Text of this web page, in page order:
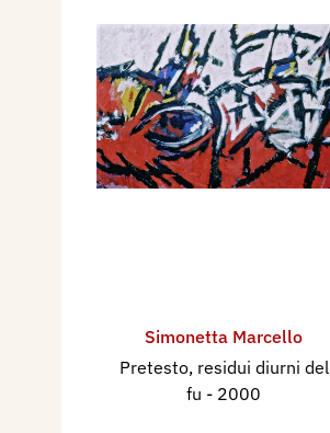
Simonetta Marcello
Pretesto, residui diurni del
fu - 2000